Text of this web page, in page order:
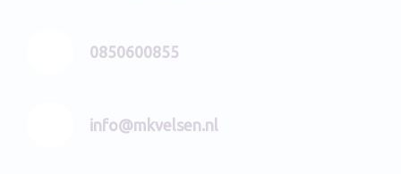
0850600855
info@mkvelsen.nl